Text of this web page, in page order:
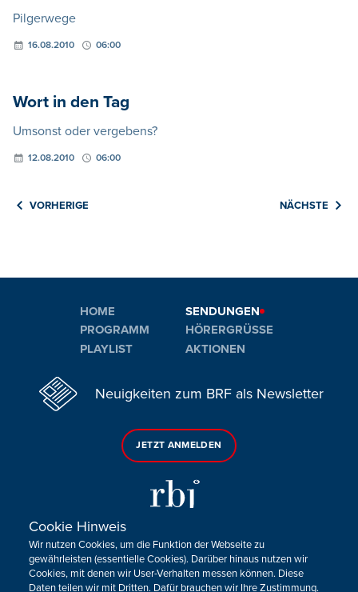
Pilgerwege
16.08.2010 06:00
Wort in den Tag
Umsonst oder vergebens?
12.08.2010 06:00
VORHERIGE NÄCHSTE
HOME
PROGRAMM
PLAYLIST
SENDUNGEN
HÖRERGRÜSSE
AKTIONEN
Neuigkeiten zum BRF als Newsletter
JETZT ANMELDEN
Sie haben noch Fragen oder Anmerkungen?
KONTAKTIEREN SIE UNS!
Cookie Hinweis
Wir nutzen Cookies, um die Funktion der Webseite zu
gewährleisten (essentielle Cookies). Darüber hinaus nutzen wir
Cookies, mit denen wir User-Verhalten messen können. Diese
Daten teilen wir mit Dritten. Dafür brauchen wir Ihre Zustimmung.